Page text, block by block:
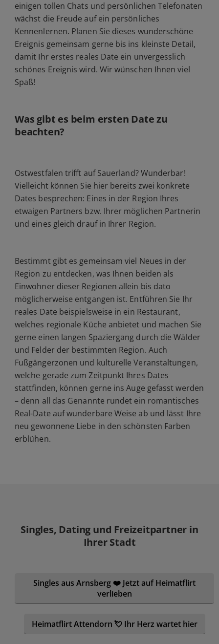
einigen tollen Chats und persönlichen Telefonaten
wächst die Freude auf ein persönliches
Kennenlernen. Planen Sie dieses wunderschöne
Ereignis gemeinsam gerne bis ins kleinste Detail,
damit Ihr erstes reales Date ein unvergesslich
schönes Ereignis wird. Wir wünschen Ihnen viel
Spaß!
Was gibt es beim ersten Date zu
beachten?
Ostwestfalen trifft auf Sauerland? Wunderbar!
Vielleicht können Sie hier bereits zwei konkrete
Dates besprechen: Eines in der Region Ihres
etwaigen Partners bzw. Ihrer möglichen Partnerin
und eines gleich drauf in Ihrer Region.
Bestimmt gibt es gemeinsam viel Neues in der
Region zu entdecken, was Ihnen beiden als
Einwohner dieser Regionen allein bis dato
möglicherweise entgangen ist. Entführen Sie Ihr
reales Date beispielsweise in ein Restaurant,
welches regionale Küche anbietet und machen Sie
gerne einen langen Spaziergang durch die Wälder
und Felder der bestimmten Region. Auch
Fußgängerzonen und kulturelle Veranstaltungen,
welche gerade zum Zeitpunkt Ihres Dates
stattfinden, können gerne ins Auge gefasst werden
– denn all das Genannte rundet ein romantisches
Real-Date auf wunderbare Weise ab und lässt Ihre
neu gewonnene Liebe in den schönsten Farben
erblühen.
Singles, Dating und Freizeitpartner in
Ihrer Stadt
Singles aus Arnsberg ❤️ Jetzt auf Heimatflirt
verlieben
Heimatflirt Attendorn 💘 Ihr Herz wartet hier